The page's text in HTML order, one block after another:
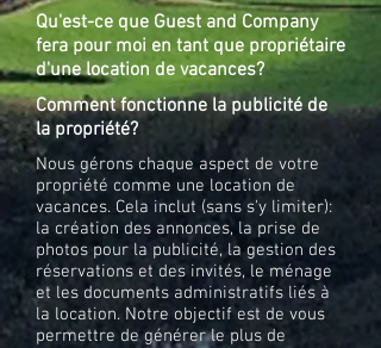
Qu'est-ce que Guest and Company
fera pour moi en tant que propriétaire
d'une location de vacances?
Comment fonctionne la publicité de
la propriété?
Nous gérons chaque aspect de votre
propriété comme une location de
vacances. Cela inclut (sans s'y limiter):
la création des annonces, la prise de
photos pour la publicité, la gestion des
réservations et des invités, le ménage
et les documents administratifs liés à
la location. Notre objectif est de vous
permettre de générer le plus de